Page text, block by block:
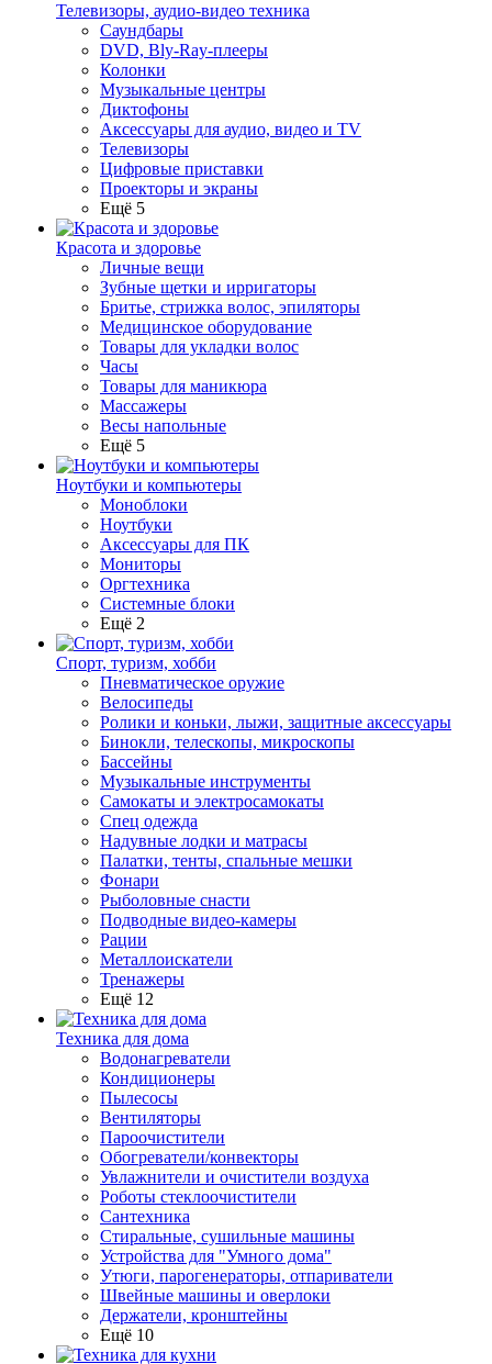
Телевизоры, аудио-видео техника
Саундбары
DVD, Bly-Ray-плееры
Колонки
Музыкальные центры
Диктофоны
Аксессуары для аудио, видео и TV
Телевизоры
Цифровые приставки
Проекторы и экраны
Ещё 5
Красота и здоровье
Личные вещи
Зубные щетки и ирригаторы
Бритье, стрижка волос, эпиляторы
Медицинское оборудование
Товары для укладки волос
Часы
Товары для маникюра
Массажеры
Весы напольные
Ещё 5
Ноутбуки и компьютеры
Моноблоки
Ноутбуки
Аксессуары для ПК
Мониторы
Оргтехника
Системные блоки
Ещё 2
Спорт, туризм, хобби
Пневматическое оружие
Велосипеды
Ролики и коньки, лыжи, защитные аксессуары
Бинокли, телескопы, микроскопы
Бассейны
Музыкальные инструменты
Самокаты и электросамокаты
Спец одежда
Надувные лодки и матрасы
Палатки, тенты, спальные мешки
Фонари
Рыболовные снасти
Подводные видео-камеры
Рации
Металлоискатели
Тренажеры
Ещё 12
Техника для дома
Водонагреватели
Кондиционеры
Пылесосы
Вентиляторы
Пароочистители
Обогреватели/конвекторы
Увлажнители и очистители воздуха
Роботы стеклоочистители
Сантехника
Стиральные, сушильные машины
Устройства для "Умного дома"
Утюги, парогенераторы, отпариватели
Швейные машины и оверлоки
Держатели, кронштейны
Ещё 10